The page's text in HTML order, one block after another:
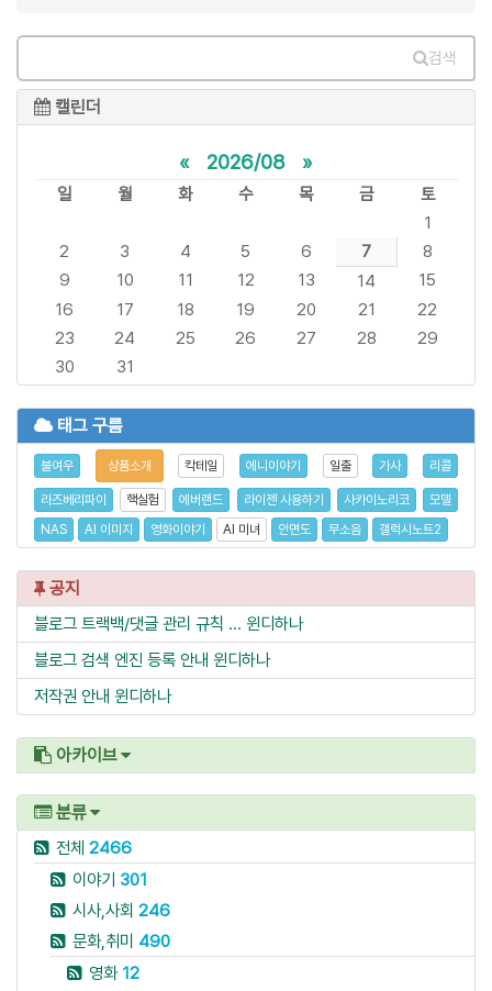
검색
캘린더
« 2026/08 »
일 월 화 수 목 금
토
1
2
3 4 5 6 7
8
9
10 11 12 13 14
15
16
17 18 19 20 21
22
23
24 25 26 27 28
29
30
31
태그 구름
불여우 상품소개 칵테일 에니이야기 일출 가사 리콜
라즈베리파이 핵실험 에버랜드 라이젠 사용하기 사카이노리코
모델
NAS
AI 이미지 영화이야기 AI 미녀 안면도 무소음 갤럭시노트2
공지
블로그 트랙백/댓글 관리 규칙 ... 윈디하나
블로그 검색 엔진 등록 안내 윈디하나
저작권 안내 윈디하나
아카이브
분류
전체 2466
이야기 301
시사,사회 246
문화,취미 490
영화 12